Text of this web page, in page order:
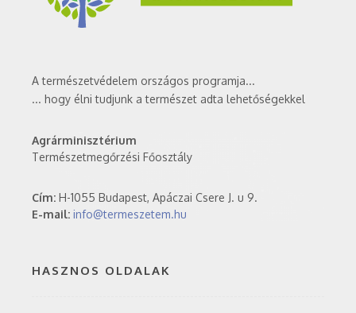
A természetvédelem országos programja...
... hogy élni tudjunk a természet adta lehetőségekkel
Agrárminisztérium
Természetmegőrzési Főosztály
Cím: H-1055 Budapest, Apáczai Csere J. u 9.
E-mail: info@termeszetem.hu
HASZNOS OLDALAK